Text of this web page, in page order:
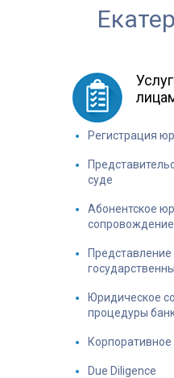
Регистрация
суде
Абонентское
сопровождение
Представление
Юридическое
процедуры
Корпоративное
Due Diligence